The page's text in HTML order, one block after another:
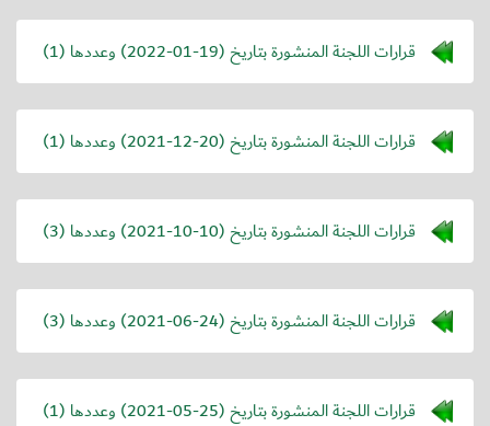
قرارات اللجنة المنشورة بتاريخ (2022-01-19) وعددها (1)
قرارات اللجنة المنشورة بتاريخ (2021-12-20) وعددها (1)
قرارات اللجنة المنشورة بتاريخ (2021-10-10) وعددها (3)
قرارات اللجنة المنشورة بتاريخ (2021-06-24) وعددها (3)
قرارات اللجنة المنشورة بتاريخ (2021-05-25) وعددها (1)